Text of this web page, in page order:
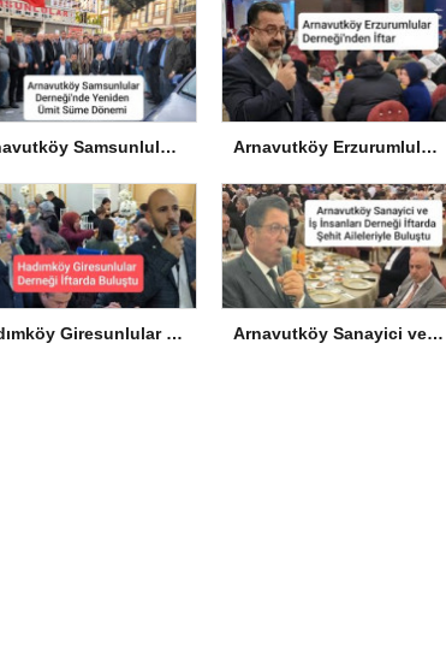
Arnavutköy Samsunlular Derneği’nde Yeniden Ümit Süme Dönemi Arnavutköy Erzurumlular Derneği’nden İftar
Hadımköy Giresunlular Derneği İftarda Buluştu Arnavutköy Sanayici ve İş İnsanları Derneği İftarda Şehit Aileleriyle Buluştu